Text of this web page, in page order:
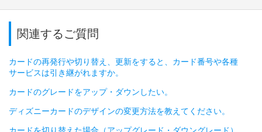
関連するご質問
カードの再発行や切り替え、更新をすると、カード番号や各種
サービスは引き継がれますか。
カードのグレードをアップ・ダウンしたい。
ディズニーカードのデザインの変更方法を教えてください。
カードを切り替えた場合（アップグレード・ダウングレード）